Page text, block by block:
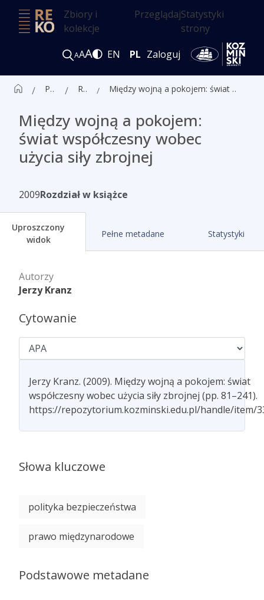
Zbiory i
kolekcje
PrzeglądajStatystyki
strony
AAA EN PL Zaloguj
Publikacje Rozdziały Między wojną a pokojem: świat współczesny wobec użycia siły zbrojnej
Między wojną a pokojem:
świat współczesny wobec
użycia siły zbrojnej
2009Rozdział w książce
Uproszczony
widok
Pełne metadane Statystyki
Autorzy
Jerzy Kranz
Cytowanie
Jerzy Kranz. (2009). Między wojną a pokojem: świat
współczesny wobec użycia siły zbrojnej (pp. 81–241).
https://repozytorium.kozminski.edu.pl/handle/item/
Słowa kluczowe
polityka bezpieczeństwa
prawo międzynarodowe
Podstawowe metadane